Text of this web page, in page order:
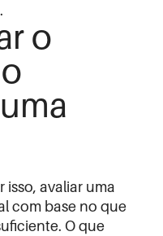
o
isso, avaliar uma
com base no que
O que